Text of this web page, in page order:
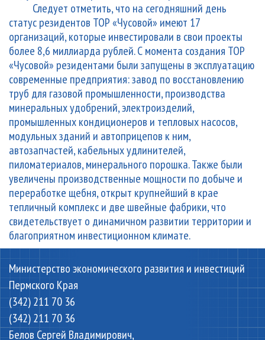
Следует отметить, что на сегодняшний день
статус резидентов ТОР «Чусовой» имеют 17
организаций, которые инвестировали в свои проекты
более 8,6 миллиарда рублей. С момента создания ТОР
«Чусовой» резидентами были запущены в эксплуатацию
современные предприятия: завод по восстановлению
труб для газовой промышленности, производства
минеральных удобрений, электроизделий,
промышленных кондиционеров и тепловых насосов,
модульных зданий и автоприцепов к ним,
автозапчастей, кабельных удлинителей,
пиломатериалов, минерального порошка. Также были
увеличены производственные мощности по добыче и
переработке щебня, открыт крупнейший в крае
тепличный комплекс и две швейные фабрики, что
свидетельствует о динамичном развитии территории и
благоприятном инвестиционном климате.
Министерство экономического развития и инвестиций
Пермского Края
(342) 211 70 36
(342) 211 70 36
Белов Сергей Владимирович,